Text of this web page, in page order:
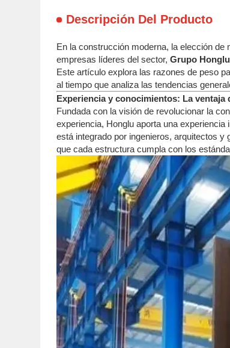
Descripción Del Producto
En la construcción moderna, la elección
empresas líderes del sector,Grupo Honglu
Este artículo explora las razones de peso
al tiempo que analiza las tendencias
Experiencia y conocimientos: La ventaja
Fundada con la visión de revolucionar la
experiencia, Honglu aporta una
está integrado por ingenieros, arquitectos
que cada estructura cumpla con los